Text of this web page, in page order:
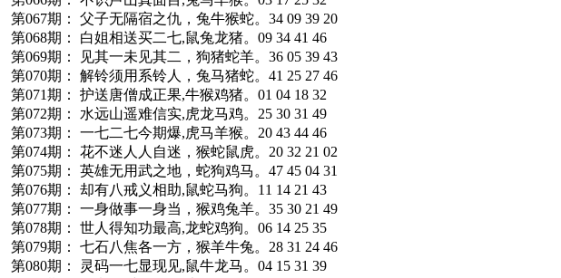
第067期： 父子无隔宿之仇，兔牛猴蛇。34 09 39 20
第068期： 白姐相送买二七,鼠兔龙猪。09 34 41 46
第069期： 见其一未见其二，狗猪蛇羊。36 05 39 43
第070期： 解铃须用系铃人，兔马猪蛇。41 25 27 46
第071期： 护送唐僧成正果,牛猴鸡猪。01 04 18 32
第072期： 水远山遥难信实,虎龙马鸡。25 30 31 49
第073期： 一七二七今期爆,虎马羊猴。20 43 44 46
第074期： 花不迷人人自迷，猴蛇鼠虎。20 32 21 02
第075期： 英雄无用武之地，蛇狗鸡马。47 45 04 31
第076期： 却有八戒义相助,鼠蛇马狗。11 14 21 43
第077期： 一身做事一身当，猴鸡兔羊。35 30 21 49
第078期： 世人得知功最高,龙蛇鸡狗。06 14 25 35
第079期： 七石八焦各一方，猴羊牛兔。28 31 24 46
第080期： 灵码一七显现见,鼠牛龙马。04 15 31 39